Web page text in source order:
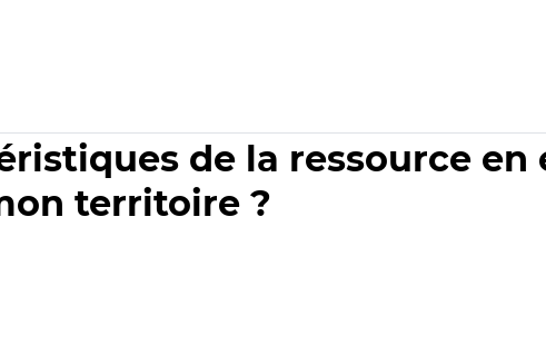
de la ressource en
territoire ?